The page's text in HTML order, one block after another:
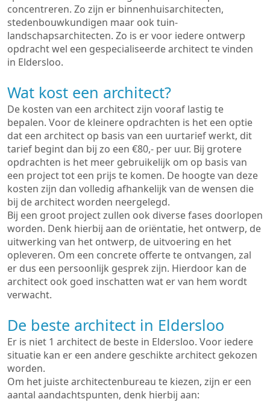
concentreren. Zo zijn er binnenhuisarchitecten,
stedenbouwkundigen maar ook tuin-
landschapsarchitecten. Zo is er voor iedere ontwerp
opdracht wel een gespecialiseerde architect te vinden
in Eldersloo.
Wat kost een architect?
De kosten van een architect zijn vooraf lastig te
bepalen. Voor de kleinere opdrachten is het een optie
dat een architect op basis van een uurtarief werkt, dit
tarief begint dan bij zo een €80,- per uur. Bij grotere
opdrachten is het meer gebruikelijk om op basis van
een project tot een prijs te komen. De hoogte van deze
kosten zijn dan volledig afhankelijk van de wensen die
bij de architect worden neergelegd.
Bij een groot project zullen ook diverse fases doorlopen
worden. Denk hierbij aan de oriëntatie, het ontwerp, de
uitwerking van het ontwerp, de uitvoering en het
opleveren. Om een concrete offerte te ontvangen, zal
er dus een persoonlijk gesprek zijn. Hierdoor kan de
architect ook goed inschatten wat er van hem wordt
verwacht.
De beste architect in Eldersloo
Er is niet 1 architect de beste in Eldersloo. Voor iedere
situatie kan er een andere geschikte architect gekozen
worden.
Om het juiste architectenbureau te kiezen, zijn er een
aantal aandachtspunten, denk hierbij aan: